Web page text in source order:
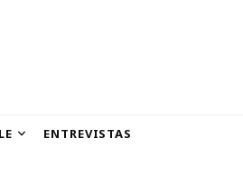
ENTREVISTAS